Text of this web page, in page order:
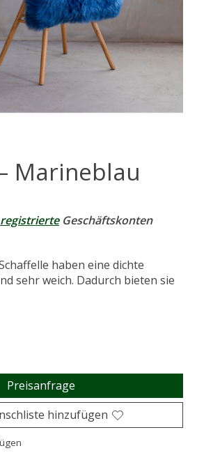
Marineblau
registrierteGeschäftskonten
haben eine dichte
sehr weich. Dadurch bieten sie
Preisanfrage
hinzufügen